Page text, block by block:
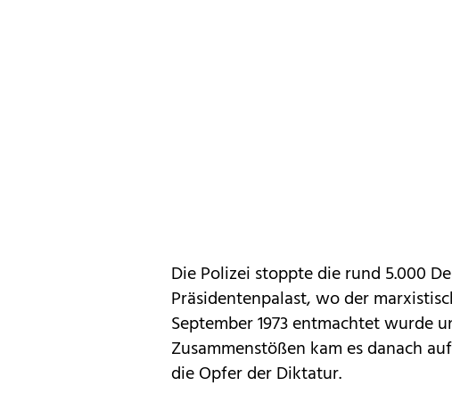
Die Polizei stoppte die rund 5.000
Präsidentenpalast, wo der
September 1973 entmachtet wurde
Zusammenstößen kam es danach
die Opfer der Diktatur.